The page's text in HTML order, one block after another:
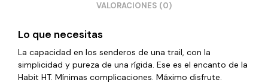
VALORACIONES (0)
Lo que necesitas
La capacidad en los senderos de una trail, con la
simplicidad y pureza de una rígida. Ese es el encanto de la
Habit HT. Mínimas complicaciones. Máximo disfrute.